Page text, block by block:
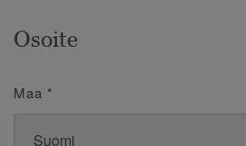
Osoite
Maa *